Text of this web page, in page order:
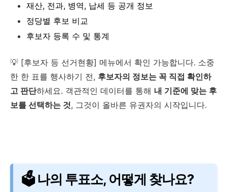
재산, 전과, 병역, 납세 등 공개 정보
정당별 후보 비교
후보자 등록 수 및 통계
💡 [후보자 등 선거현황] 메뉴에서 확인 가능합니다. 소중
한 한 표를 행사하기 전, 후보자의 정보는 꼭 직접 확인하
고 판단하세요. 객관적인 데이터를 통해 내 기준에 맞는 후
보를 선택하는 것, 그것이 올바른 유권자의 시작입니다.
🗳 나의 투표소, 어떻게 찾나요?